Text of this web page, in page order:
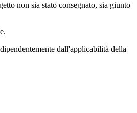
non sia stato consegnato, sia giunto
dall'applicabilità della